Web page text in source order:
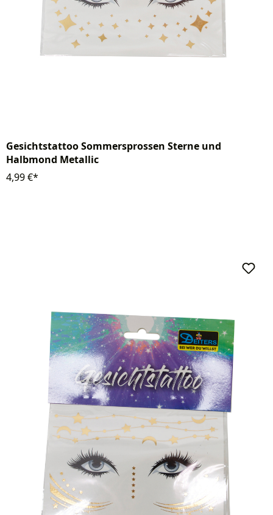
Gesichtstattoo Sommersprossen Sterne und
Halbmond Metallic
4,99 €*